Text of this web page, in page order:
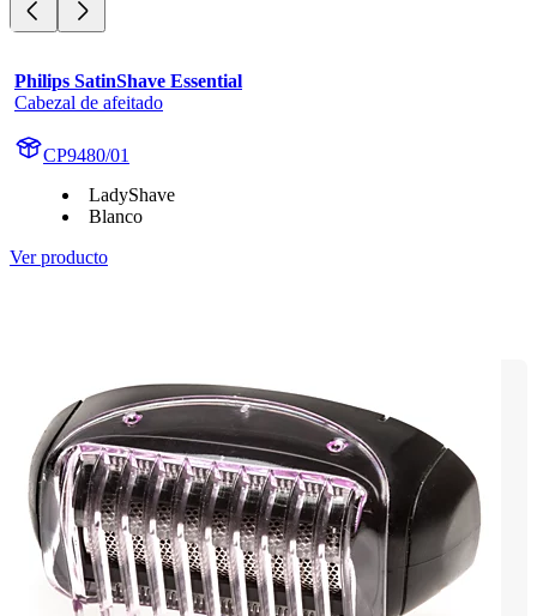
Philips SatinShave Essential
Cabezal de afeitado
CP9480/01
LadyShave
Blanco
Ver producto